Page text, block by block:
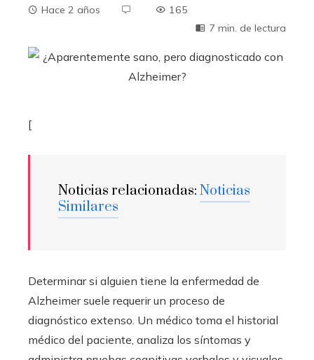
Hace 2 años
165
7 min. de lectura
[
Noticias relacionadas: Noticias
Similares
Determinar si alguien tiene la enfermedad de
Alzheimer suele requerir un proceso de
diagnóstico extenso. Un médico toma el historial
médico del paciente, analiza los síntomas y